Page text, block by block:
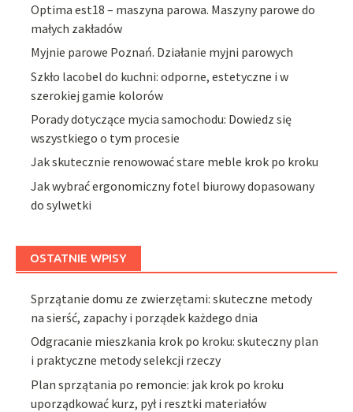
Optima est18 – maszyna parowa. Maszyny parowe do
małych zakładów
Myjnie parowe Poznań. Działanie myjni parowych
Szkło lacobel do kuchni: odporne, estetyczne i w
szerokiej gamie kolorów
Porady dotyczące mycia samochodu: Dowiedz się
wszystkiego o tym procesie
Jak skutecznie renowować stare meble krok po kroku
Jak wybrać ergonomiczny fotel biurowy dopasowany
do sylwetki
OSTATNIE WPISY
Sprzątanie domu ze zwierzętami: skuteczne metody
na sierść, zapachy i porządek każdego dnia
Odgracanie mieszkania krok po kroku: skuteczny plan
i praktyczne metody selekcji rzeczy
Plan sprzątania po remoncie: jak krok po kroku
uporządkować kurz, pył i resztki materiałów